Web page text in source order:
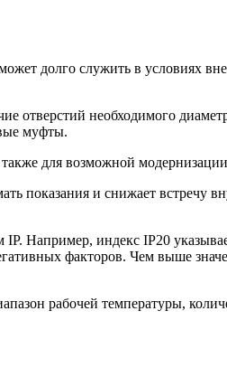
долго служить в условиях
отверстий необходимого
муфты.
для возможной
показания и снижает встречу
Например, индекс IP20
факторов. Чем выше
рабочей температуры,